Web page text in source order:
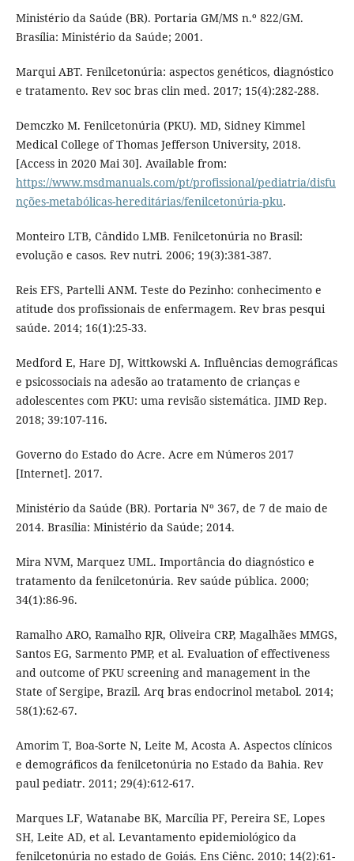
Ministério da Saúde (BR). Portaria GM/MS n.º 822/GM.
Brasília: Ministério da Saúde; 2001.
Marqui ABT. Fenilcetonúria: aspectos genéticos, diagnóstico
e tratamento. Rev soc bras clin med. 2017; 15(4):282-288.
Demczko M. Fenilcetonúria (PKU). MD, Sidney Kimmel
Medical College of Thomas Jefferson University, 2018.
[Access in 2020 Mai 30]. Available from:
https://www.msdmanuals.com/pt/profissional/pediatria/disfu
nções-metabólicas-hereditárias/fenilcetonúria-pku.
Monteiro LTB, Cândido LMB. Fenilcetonúria no Brasil:
evolução e casos. Rev nutri. 2006; 19(3):381-387.
Reis EFS, Partelli ANM. Teste do Pezinho: conhecimento e
atitude dos profissionais de enfermagem. Rev bras pesqui
saúde. 2014; 16(1):25-33.
Medford E, Hare DJ, Wittkowski A. Influências demográficas
e psicossociais na adesão ao tratamento de crianças e
adolescentes com PKU: uma revisão sistemática. JIMD Rep.
2018; 39:107-116.
Governo do Estado do Acre. Acre em Números 2017
[Internet]. 2017.
Ministério da Saúde (BR). Portaria Nº 367, de 7 de maio de
2014. Brasília: Ministério da Saúde; 2014.
Mira NVM, Marquez UML. Importância do diagnóstico e
tratamento da fenilcetonúria. Rev saúde pública. 2000;
34(1):86-96.
Ramalho ARO, Ramalho RJR, Oliveira CRP, Magalhães MMGS,
Santos EG, Sarmento PMP, et al. Evaluation of effectiveness
and outcome of PKU screening and management in the
State of Sergipe, Brazil. Arq bras endocrinol metabol. 2014;
58(1):62-67.
Amorim T, Boa-Sorte N, Leite M, Acosta A. Aspectos clínicos
e demográficos da fenilcetonúria no Estado da Bahia. Rev
paul pediatr. 2011; 29(4):612-617.
Marques LF, Watanabe BK, Marcília PF, Pereira SE, Lopes
SH, Leite AD, et al. Levantamento epidemiológico da
fenilcetonúria no estado de Goiás. Ens Ciênc. 2010; 14(2):61-